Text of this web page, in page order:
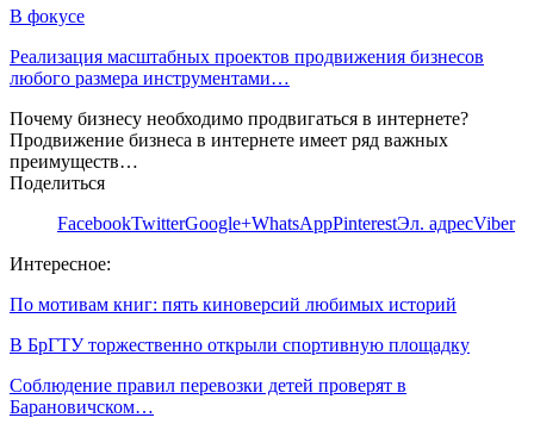
В фокусе
Реализация масштабных проектов продвижения бизнесов
любого размера инструментами…
Почему бизнесу необходимо продвигаться в интернете?
Продвижение бизнеса в интернете имеет ряд важных
преимуществ…
Поделиться
FacebookTwitterGoogle+WhatsAppPinterestЭл. адресViber
Интересное:
По мотивам книг: пять киноверсий любимых историй
В БрГТУ торжественно открыли спортивную площадку
Соблюдение правил перевозки детей проверят в
Барановичском…